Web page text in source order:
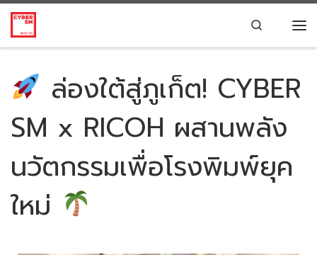
Skip to content Search
ล่องใต้สู่ภูเก็ต! CYBER
SM x RICOH ผสานพลัง
นวัตกรรมเพื่อโรงพิมพ์ยุค
ใหม่